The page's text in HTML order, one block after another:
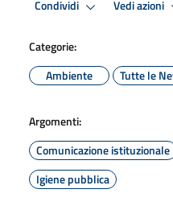
Condividi Vedi azioni
Categorie:
Ambiente
Tutte le
Argomenti:
Comunicazione istituzionale
Igiene pubblica